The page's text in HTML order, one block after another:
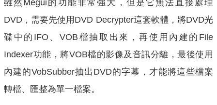
雖然Megui的功能非常強大，但是它無法直接處理
DVD，需要先使用DVD Decrypter這套軟體，將DVD光
碟中的IFO、VOB檔抽取出來，再使用內建的File
Indexer功能，將VOB檔的影像及音訊分離，最後使用
內建的VobSubber抽出DVD的字幕，才能將這些檔案
轉檔、匯整為單一檔案。